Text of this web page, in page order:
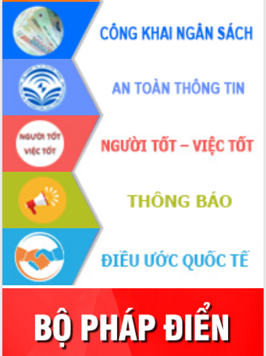
UBND tỉnh họp báo định kỳ tháng 4
năm 2026
Hội thảo khoa học “Giải pháp thúc đẩy
phát triển nền kinh tế xanh tại tỉnh
Đắk Lắk”
Tăng cường giám sát, đôn đốc thực
hiện nhiệm vụ quản lý tài sản công
hàng tuần
Tháo gỡ những vướng mắc, đẩy mạnh
công tác cải cách thủ tục hành chính
tại Trung tâm Phục vụ hành chính
công tỉnh
Đắk Lắk: Tôn vinh 46 giải pháp tại Hội
thi Sáng tạo Kỹ thuật 2024 - 2025
Đắk Lắk rà soát, điều chỉnh Đề án 190
về phát triển nuôi trồng thủy sản
Phó Chủ tịch UBND tỉnh Đắk Lắk
Trương Công Thái kiểm tra thực địa
Dự án cao tốc Khánh Hòa - Buôn Ma
Thuột
Định vị cà phê Việt Nam như một “di
sản sống” trong dòng chảy toàn cầu
Xây dựng nông thôn mới: Nâng cao đời
sống người dân từ những mô hình thiết
Quyết liệt tháo gỡ vướng mắc, đẩy